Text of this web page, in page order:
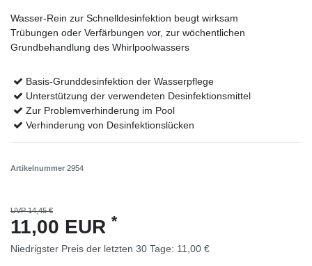
Wasser-Rein zur Schnelldesinfektion beugt wirksam
Trübungen oder Verfärbungen vor, zur wöchentlichen
Grundbehandlung des Whirlpoolwassers
Basis-Grunddesinfektion der Wasserpflege
Unterstützung der verwendeten Desinfektionsmittel
Zur Problemverhinderung im Pool
Verhinderung von Desinfektionslücken
Artikelnummer 2954
UVP 14,45 €
11,00 EUR *
Niedrigster Preis der letzten 30 Tage: 11,00 €